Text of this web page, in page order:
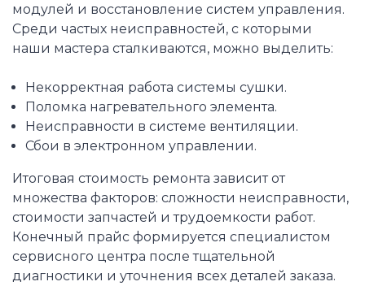
модулей и восстановление систем управления.
Среди частых неисправностей, с которыми
наши мастера сталкиваются, можно выделить:
Некорректная работа системы сушки.
Поломка нагревательного элемента.
Неисправности в системе вентиляции.
Сбои в электронном управлении.
Итоговая стоимость ремонта зависит от
множества факторов: сложности неисправности,
стоимости запчастей и трудоемкости работ.
Конечный прайс формируется специалистом
сервисного центра после тщательной
диагностики и уточнения всех деталей заказа.